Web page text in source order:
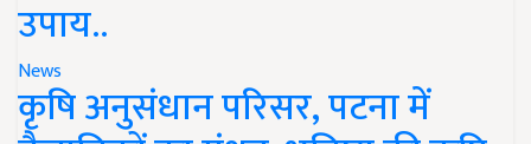
उपाय..
News
कृषि अनुसंधान परिसर, पटना में